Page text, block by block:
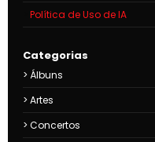
Política de Uso de IA
Categorias
Álbuns
Artes
Concertos